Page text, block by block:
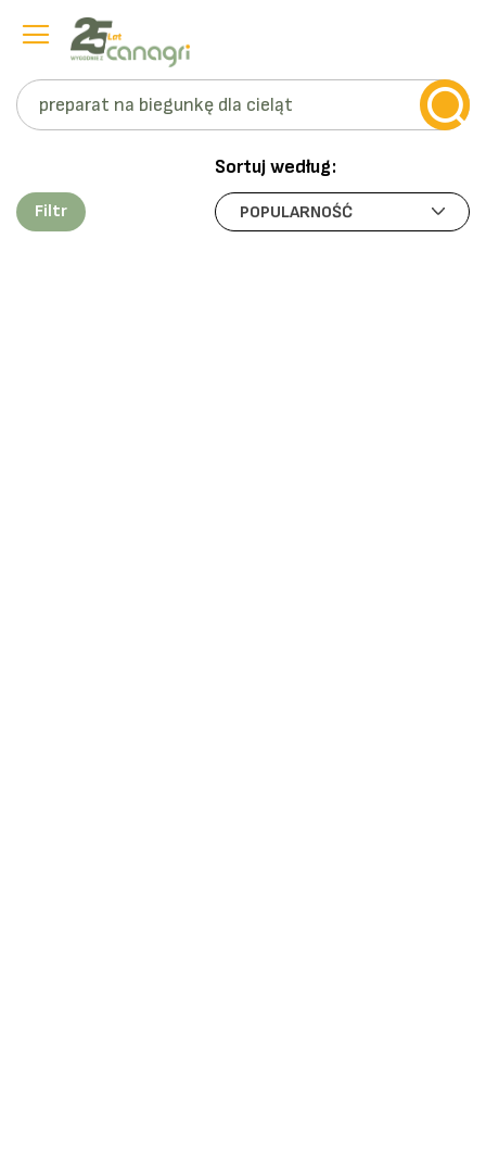
Szukaj
do
treści
Filtr
Sortuj według: